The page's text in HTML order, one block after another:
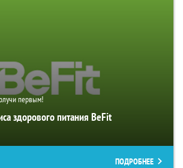
первым!
здорового питания BeFit
ПОДРОБНЕЕ